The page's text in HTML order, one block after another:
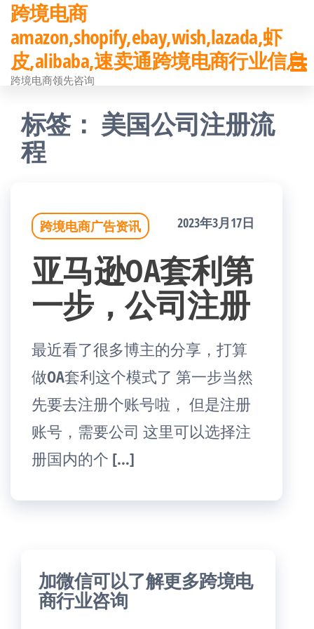
前
往
内
跨境电商
amazon,shopify,ebay,wish,lazada,虾
皮,alibaba,速卖通跨境电商行业信息
跨境电商领先咨询
标签： 美国公司注册流
程
跨境电商广告资讯 2023年3月17日
亚马逊OA套利第
一步，公司注册
最近看了很多博主的分享，打算
做OA套利这个模式了 第一步当然
先要去注册个账号啦， 但是注册
账号，需要公司 这里可以选择注
册国内的个 […]
加微信可以了解更多跨境电
商行业咨询